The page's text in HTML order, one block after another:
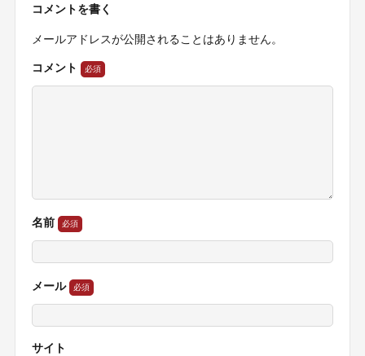
コメントを書く
メールアドレスが公開されることはありません。
コメント
名前
メール
サイト